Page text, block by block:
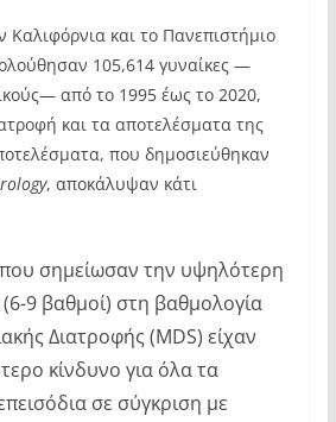
Καλιφόρνια και το Πανεπιστήμιο
105,614 γυναίκες —
από το 1995 έως το 2020,
και τα αποτελέσματα της
που δημοσιεύθηκαν
, αποκάλυψαν κάτι
που σημείωσαν την υψηλότερη
9 βαθμοί) στη βαθμολογία
Διατροφής (MDS) είχαν
κίνδυνο για όλα τα
σε σύγκριση με